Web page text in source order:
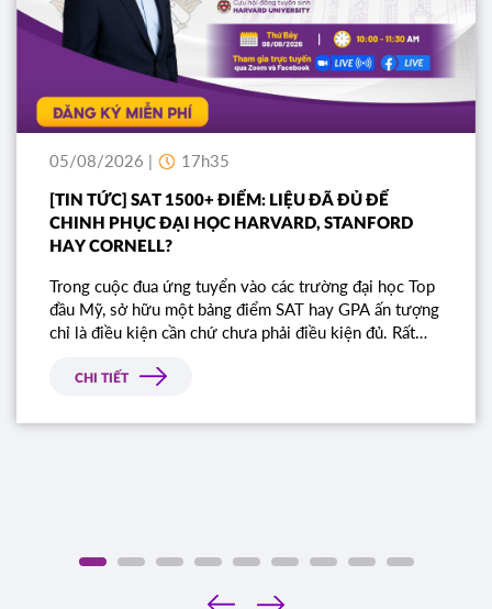
05/08/2026 | 17h35
[TIN TỨC] SAT 1500+ ĐIỂM: LIỆU ĐÃ ĐỦ ĐỂ
CHINH PHỤC ĐẠI HỌC HARVARD, STANFORD
HAY CORNELL?
Trong cuộc đua ứng tuyển vào các trường đại học Top
đầu Mỹ, sở hữu một bảng điểm SAT hay GPA ấn tượng
chỉ là điều kiện cần chứ chưa phải điều kiện đủ. Rất
bị từ chối chỉ vì bài luận thiếu chiều sâu. Đâu là tiêu
tìm kiếm?
CHI TIẾT
‹